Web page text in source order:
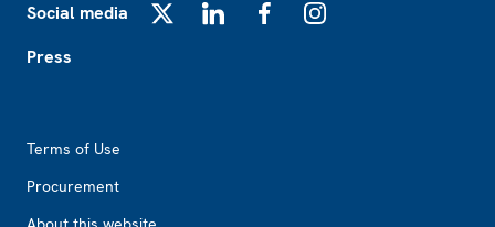
Social media
Press
Terms of Use
Procurement